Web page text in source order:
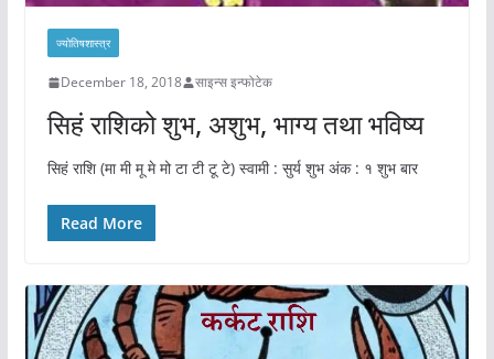
ज्योतिषशास्त्र
December 18, 2018 साइन्स इन्फोटेक
सिहं राशिको शुभ, अशुभ, भाग्य तथा भविष्य
सिहं राशि (मा मी मू मे मो टा टी टू टे) स्वामी : सुर्य शुभ अंक : १ शुभ बार
Read More